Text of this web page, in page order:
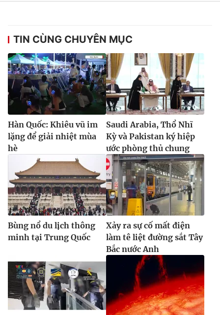
TIN CÙNG CHUYÊN MỤC
Hàn Quốc: Khiêu vũ im
lặng để giải nhiệt mùa
hè
Saudi Arabia, Thổ Nhĩ
Kỳ và Pakistan ký hiệp
ước phòng thủ chung
Bùng nổ du lịch thông
minh tại Trung Quốc
Xảy ra sự cố mất điện
làm tê liệt đường sắt Tây
Bắc nước Anh